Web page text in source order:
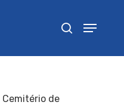
Cemitério de